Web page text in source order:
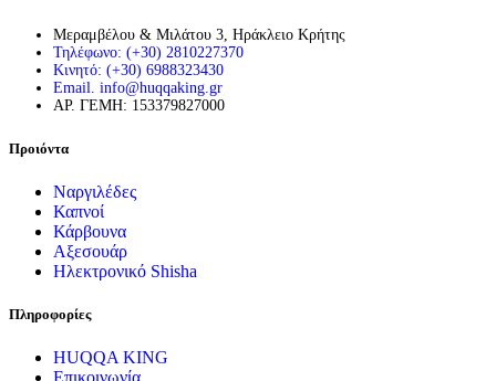
Μεραμβέλου & Μιλάτου 3, Ηράκλειο Κρήτης
Τηλέφωνο: (+30) 2810227370
Κινητό: (+30) 6988323430
Email. info@huqqaking.gr
ΑΡ. ΓΕΜΗ: 153379827000
Προιόντα
Ναργιλέδες
Καπνοί
Κάρβουνα
Αξεσουάρ
Ηλεκτρονικό Shisha
Πληροφορίες
HUQQA KING